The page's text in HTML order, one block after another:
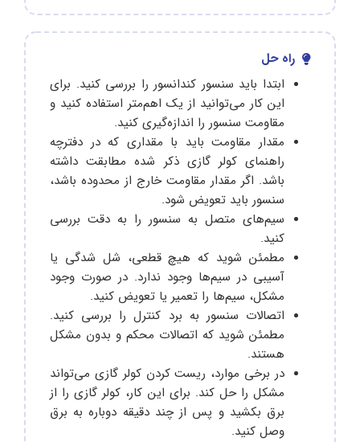
راه حل
ابتدا باید سنسور کندانسور را بررسی کنید. برای
این کار می‌توانید از یک اهم‌متر استفاده کنید و
مقاومت سنسور را اندازه‌گیری کنید.
مقدار مقاومت باید با مقداری که در دفترچه
راهنمای کولر گازی ذکر شده مطابقت داشته
باشد. اگر مقدار مقاومت خارج از محدوده باشد،
سنسور باید تعویض شود.
سیم‌های متصل به سنسور را به دقت بررسی
کنید.
مطمئن شوید که هیچ قطعی، شل شدگی یا
آسیبی در سیم‌ها وجود ندارد. در صورت وجود
مشکل، سیم‌ها را تعمیر یا تعویض کنید.
اتصالات سنسور به برد کنترل را بررسی کنید.
مطمئن شوید که اتصالات محکم و بدون مشکل
هستند.
در برخی موارد، ریست کردن کولر گازی می‌تواند
مشکل را حل کند. برای این کار، کولر گازی را از
برق بکشید و پس از چند دقیقه دوباره به برق
وصل کنید.